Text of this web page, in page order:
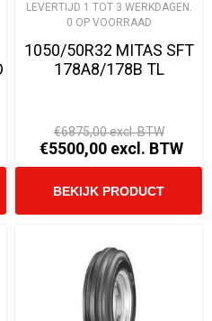
LEVERTIJD 1 TOT 3 WERKDAGEN.
0 OP VOORRAAD
1050/50R32 MITAS SFT
178A8/178B TL
€6875,00 excl. BTW
€5500,00 excl. BTW